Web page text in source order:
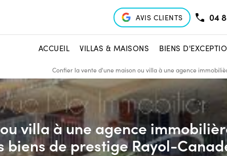
AVIS CLIENTS 04
ACCUEIL VILLAS & MAISONS BIENS
Confier la vente d'une maison ou villa à une agence
villa à une agence
biens de prestige Rayol-